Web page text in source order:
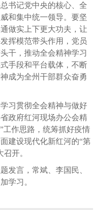
书记党中央的核心、全
和集中统一领导。要坚
做实上下更大功夫，让
挥模范带头作用，党员
干，推动全会精神学习
手段和平台载体，不断
成为全州干部群众奋勇
习贯彻全会精神与做好
政府红河现场办公会精
工作思路，统筹抓好疫情
建设现代化新红河的“第
开。
言，常斌、李国民、
学习。